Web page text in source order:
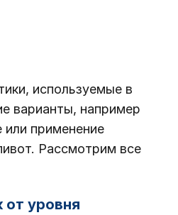
используемые в
варианты, например
или применение
Рассмотрим все
от уровня